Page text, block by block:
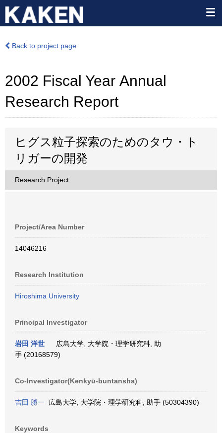
Back to project page
2002 Fiscal Year Annual
Research Report
ヒグス粒子探索のためのタウ・ト
リガーの開発
Research Project
Project/Area Number
14046216
Research Institution
Hiroshima University
Principal Investigator
岩田 洋世
広島大学, 大学院・理学研究科, 助
手 (20168579)
Co-Investigator(Kenkyū-buntansha)
吉田 勝一 広島大学, 大学院・理学研究科, 助手 (50304390)
Keywords